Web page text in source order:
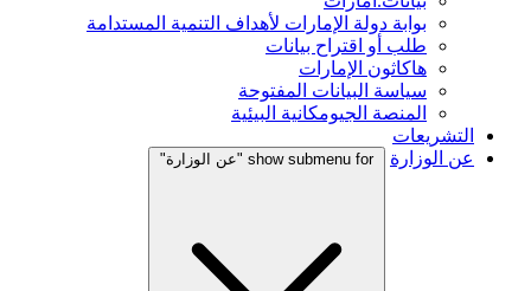
بوابة دولة الإمارات لأهداف التنمية المستدامة
طلب أو اقتراح بيانات
هاكاثون الإمارات
سياسة البيانات المفتوحة
المنصة الجيومكانية البيئية
التشريعات
عن الوزارة
show submenu for "عن الوزارة"